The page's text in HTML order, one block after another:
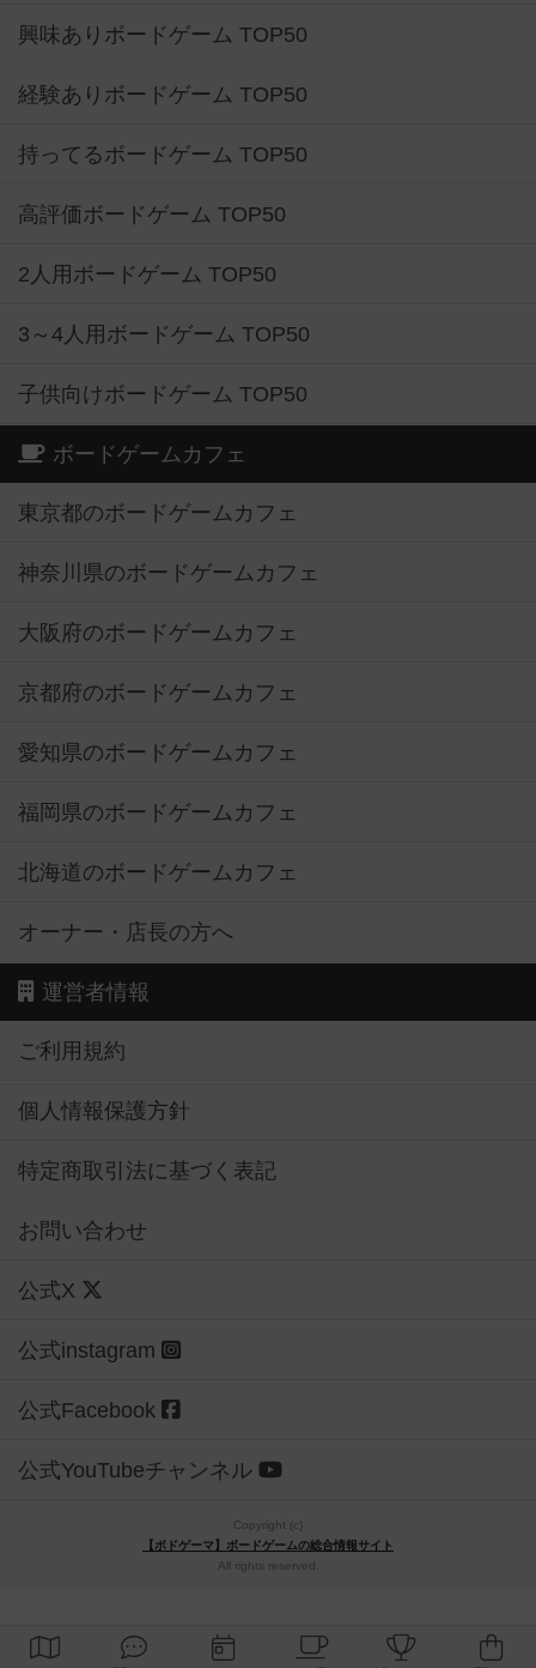
興味ありボードゲーム TOP50
経験ありボードゲーム TOP50
持ってるボードゲーム TOP50
高評価ボードゲーム TOP50
2人用ボードゲーム TOP50
3～4人用ボードゲーム TOP50
子供向けボードゲーム TOP50
ボードゲームカフェ
東京都のボードゲームカフェ
神奈川県のボードゲームカフェ
大阪府のボードゲームカフェ
京都府のボードゲームカフェ
愛知県のボードゲームカフェ
福岡県のボードゲームカフェ
北海道のボードゲームカフェ
オーナー・店長の方へ
運営者情報
ご利用規約
個人情報保護方針
特定商取引法に基づく表記
お問い合わせ
公式X
公式instagram
公式Facebook
公式YouTubeチャンネル
Copyright (c)
【ボドゲーマ】ボードゲームの総合情報サイト
All rights reserved.